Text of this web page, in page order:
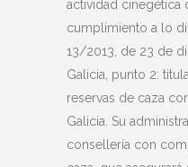
actividad cinegética
cumplimiento a lo
13/2013, de 23 de
Galicia, punto 2:
reservas de caza
Galicia. Su
consellería con